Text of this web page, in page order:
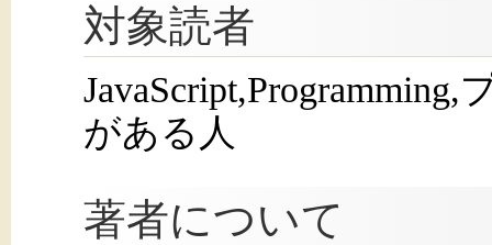
対象読者
がある人
著者について